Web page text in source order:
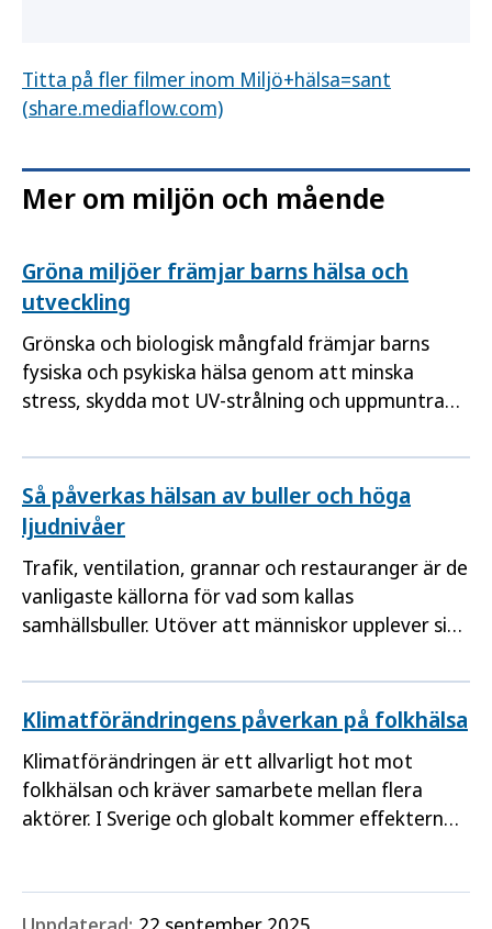
Titta på fler filmer inom Miljö+hälsa=sant
(share.mediaflow.com)
Mer om miljön och mående
Gröna miljöer främjar barns hälsa och
utveckling
Grönska och biologisk mångfald främjar barns
fysiska och psykiska hälsa genom att minska
stress, skydda mot UV-strålning och uppmuntra
kvaliteter är avgörande för barns hälsa och hur du
kan bidra till att skapa hälsofrämjande miljöer.
Så påverkas hälsan av buller och höga
ljudnivåer
Trafik, ventilation, grannar och restauranger är de
vanligaste källorna för vad som kallas
samhällsbuller. Utöver att människor upplever sig
Klimatförändringens påverkan på folkhälsa
Klimatförändringen är ett allvarligt hot mot
folkhälsan och kräver samarbete mellan flera
aktörer. I Sverige och globalt kommer effekterna